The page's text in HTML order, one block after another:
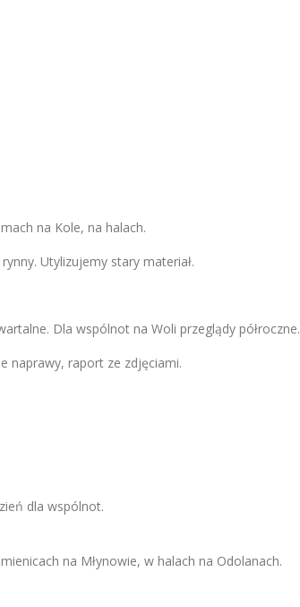
na Kole, na halach.
Utylizujemy stary materiał.
Dla wspólnot na Woli przeglądy półroczne.
naprawy, raport ze zdjęciami.
dla wspólnot.
na Młynowie, w halach na Odolanach.